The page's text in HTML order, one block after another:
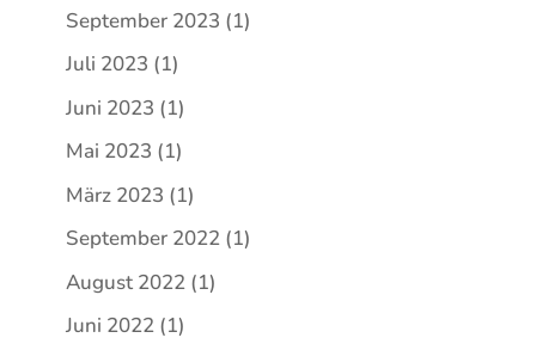
September 2023 (1)
Juli 2023 (1)
Juni 2023 (1)
Mai 2023 (1)
März 2023 (1)
September 2022(1)
August 2022(1)
Juni 2022(1)